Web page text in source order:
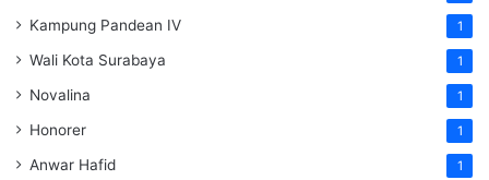
Kampung Pandean IV 1
Wali Kota Surabaya 1
Novalina 1
Honorer 1
Anwar Hafid 1